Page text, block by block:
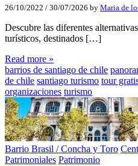
26/10/2022 / 30/07/2026 by Maria de
Descubre las diferentes
turísticos, destinados […]
Read more »
barrios de santiago de chile
de chile santiago turismo tour
organizaciones turismo
Barrio Brasil / Concha y Toro
Patrimoniales Patrimonio